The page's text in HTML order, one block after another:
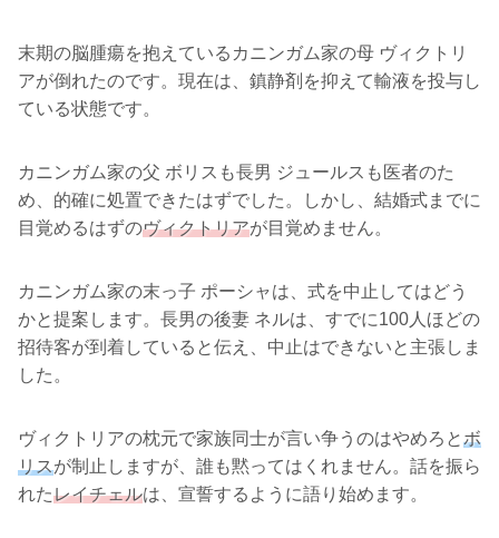
末期の脳腫瘍を抱えているカニンガム家の母 ヴィクトリ
アが倒れたのです。現在は、鎮静剤を抑えて輸液を投与し
ている状態です。
カニンガム家の父 ボリスも長男 ジュールスも医者のた
め、的確に処置できたはずでした。しかし、結婚式までに
目覚めるはずのヴィクトリアが目覚めません。
カニンガム家の末っ子 ポーシャは、式を中止してはどう
かと提案します。長男の後妻 ネルは、すでに100人ほどの
招待客が到着していると伝え、中止はできないと主張しま
した。
ヴィクトリアの枕元で家族同士が言い争うのはやめろとボ
リスが制止しますが、誰も黙ってはくれません。話を振ら
れたレイチェルは、宣誓するように語り始めます。